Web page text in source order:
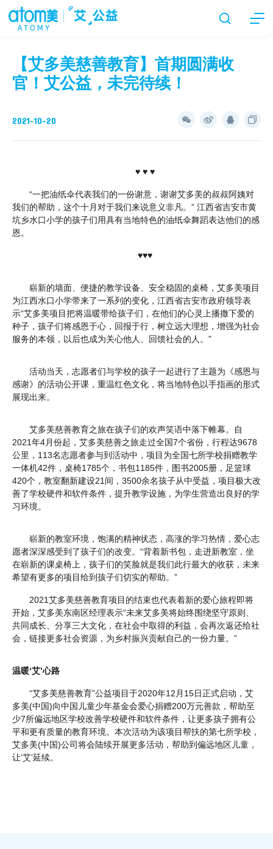
【艾多美慈善教育】首期圆满收
官！艾公益，未完待续！
2021-10-20
♥ ♥ ♥
“一把油纸伞代表我们的一份谢意，谢谢艾多美的叔叔阿姨对
我们的帮助，这个十月对于我们来说意义非凡。” 江西省吉安市黄
坑乡水口小学的孩子们用具有当地特色的油纸伞舞蹈表达他们的感
恩。
♥♥♥
崭新的墙面、便捷的教学设备、安全稳固的桌椅，艾多美项目
为江西水口小学带来了一系列的变化，江西省吉安市政府领导表
示“艾多美项目把将温暖带给孩子们，在他们的心灵上播撒下爱的
种子，孩子们将感恩于心，回报于行，树立远大理想，增强为社会
服务的本领，以后也成为关心他人、回馈社会的人。”
活动当天，志愿者们与学校的孩子一起进行了主题为《感恩与
感谢》的活动公开课，重温红色文化，将当地特色以手指画的形式
展现出来。
艾多美慈善教育之旅在孩子们的欢声笑语中落下帷幕。自
2021年4月份起，艾多美慈善之旅走过全国7个省份，行程达9678
公里，113名志愿者参与到活动中，项目为全国七所学校捐赠教学
一体机42件，桌椅1785个，书包1185件，图书2005册，足篮球
420个，教室翻新建设21间，3500余名孩子从中受益，项目极大改
善了学校硬件和软件条件，提升教学设施，为学生营造出良好的学
习环境。
崭新的教室环境，饱满的精神状态，高涨的学习热情，爱心志
愿者深深感受到了孩子们的改变。“背着新书包，走进新教室，坐
在崭新的课桌椅上，孩子们的笑脸就是我们此行最大的收获，未来
希望有更多的项目给到孩子们切实的帮助。”
2021艾多美慈善教育项目的结束也代表着新的爱心旅程即将
开始，艾多美东南区经理表示“未来艾多美将始终围绕坚守原则、
共同成长、分享三大文化，在社会中取得的利益，会再次返还给社
会，链接更多社会资源，为乡村振兴贡献自己的一份力量。”
温暖‘艾’心路
“艾多美慈善教育”公益项目于2020年12月15日正式启动，艾
多美(中国)向中国儿童少年基金会爱心捐赠200万元善款，帮助至
少7所偏远地区学校改善学校硬件和软件条件，让更多孩子拥有公
平和更有质量的教育环境。本次活动为该项目帮扶的第七所学校，
艾多美(中国)公司将会陆续开展更多活动，帮助到偏远地区儿童，
让‘艾’延续。